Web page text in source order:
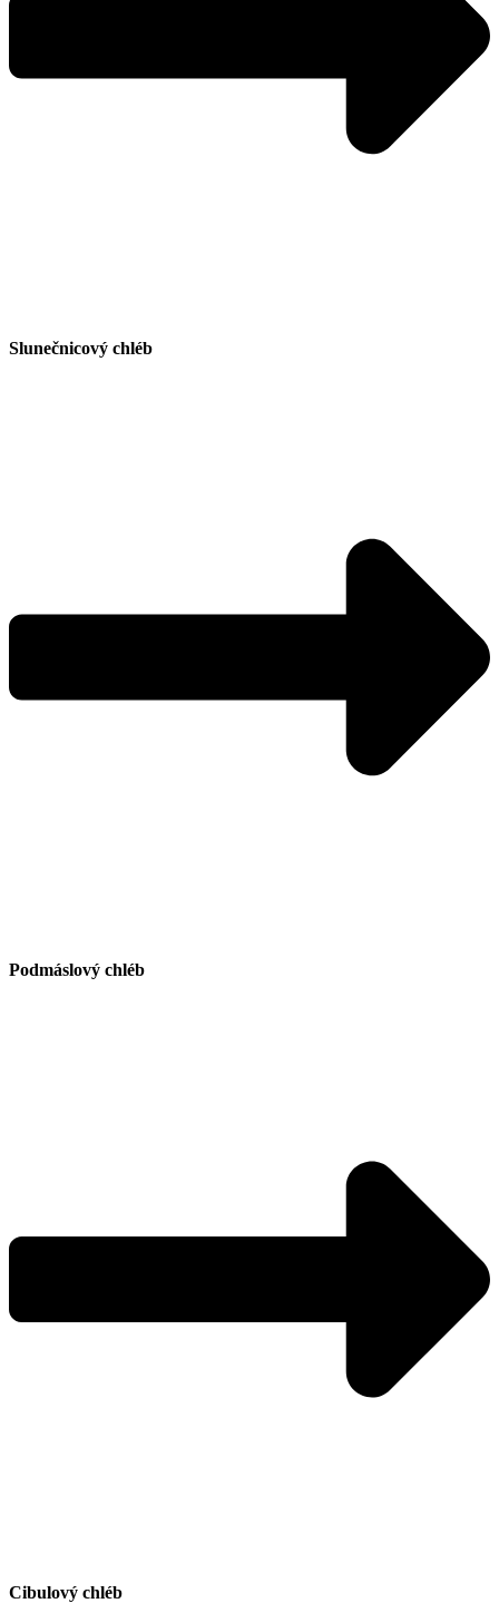
Slunečnicový chléb
Podmáslový chléb
Cibulový chléb